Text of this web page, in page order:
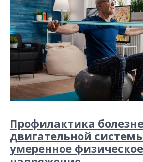
Профилактика
двигательной
умеренное физическое